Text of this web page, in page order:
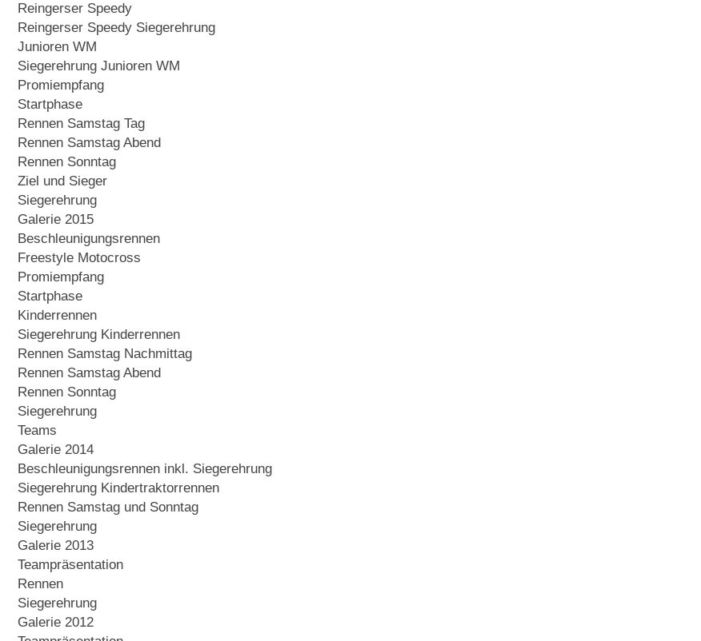
Reingerser Speedy
Reingerser Speedy Siegerehrung
Junioren WM
Siegerehrung Junioren WM
Promiempfang
Startphase
Rennen Samstag Tag
Rennen Samstag Abend
Rennen Sonntag
Ziel und Sieger
Siegerehrung
Galerie 2015
Beschleunigungsrennen
Freestyle Motocross
Promiempfang
Startphase
Kinderrennen
Siegerehrung Kinderrennen
Rennen Samstag Nachmittag
Rennen Samstag Abend
Rennen Sonntag
Siegerehrung
Teams
Galerie 2014
Beschleunigungsrennen inkl. Siegerehrung
Siegerehrung Kindertraktorrennen
Rennen Samstag und Sonntag
Siegerehrung
Galerie 2013
Teampräsentation
Rennen
Siegerehrung
Galerie 2012